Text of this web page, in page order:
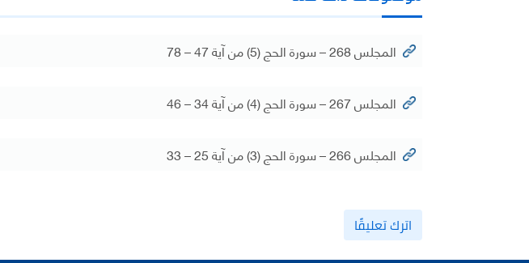
المجلس 268 – سورة الحج (5) من آية 47 – 78
المجلس 267 – سورة الحج (4) من آية 34 – 46
المجلس 266 – سورة الحج (3) من آية 25 – 33
اترك تعليقًا